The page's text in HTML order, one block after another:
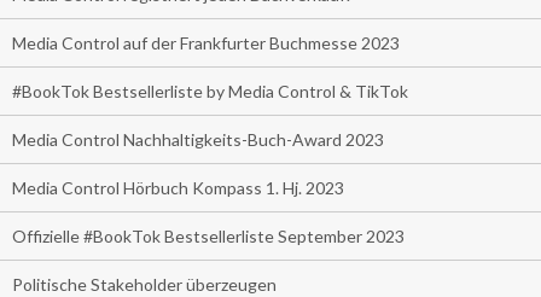
Media Control auf der Frankfurter Buchmesse 2023
#BookTok Bestsellerliste by Media Control & TikTok
Media Control Nachhaltigkeits-Buch-Award 2023
Media Control Hörbuch Kompass 1. Hj. 2023
Offizielle #BookTok Bestsellerliste September 2023
Politische Stakeholder überzeugen